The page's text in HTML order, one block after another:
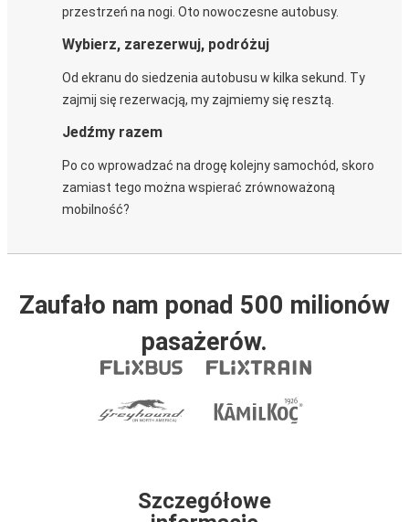
przestrzeń na nogi. Oto nowoczesne autobusy.
Wybierz, zarezerwuj, podróżuj
Od ekranu do siedzenia autobusu w kilka sekund. Ty
zajmij się rezerwacją, my zajmiemy się resztą.
Jedźmy razem
Po co wprowadzać na drogę kolejny samochód, skoro
zamiast tego można wspierać zrównoważoną
mobilność?
Zaufało nam ponad 500 milionów
pasażerów.
Szczegółowe